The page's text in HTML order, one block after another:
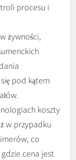
procesu i
żywności,
pod kątem
koszty
w przypadku
co
cena jest